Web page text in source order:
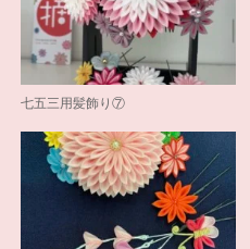
七五三用髪飾り⑦